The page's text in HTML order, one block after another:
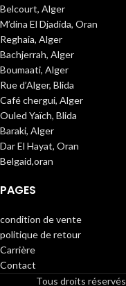
Belcourt, Alger
M’dina El Djadida, Oran
Reghaia, Alger
Bachjerrah, Alger
Boumaati, Alger
Rue d’Alger, Blida
Café chergui, Alger
Ouled Yaïch, Blida
Baraki, Alger
Dar El Hayat, Oran
Belgaid,oran
PAGES
condition de vente
politique de retour
Carrière
Contact
Tous droits réservés